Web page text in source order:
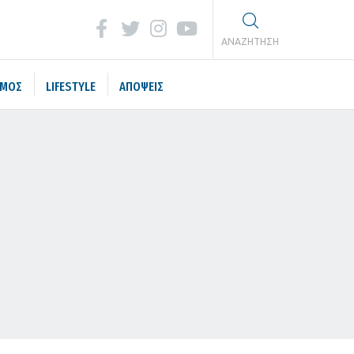
ΑΝΑΖΗΤΗΣΗ
LIFESTYLE ΑΠΟΨΕΙΣ